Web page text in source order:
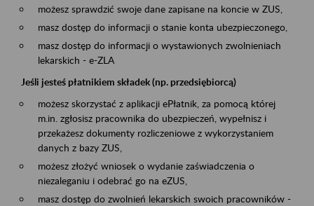
możesz sprawdzić swoje dane zapisane na koncie w ZUS,
masz dostęp do informacji o stanie konta ubezpieczonego,
masz dostęp do informacji o wystawionych zwolnieniach
lekarskich - e-ZLA
Jeśli jesteś płatnikiem składek (np. przedsiębiorcą)
możesz skorzystać z aplikacji ePłatnik, za pomocą której
m.in. zgłosisz pracownika do ubezpieczeń, wypełnisz i
przekażesz dokumenty rozliczeniowe z wykorzystaniem
danych z bazy ZUS,
możesz złożyć wniosek o wydanie zaświadczenia o
niezaleganiu i odebrać go na eZUS,
masz dostęp do zwolnień lekarskich swoich pracowników -